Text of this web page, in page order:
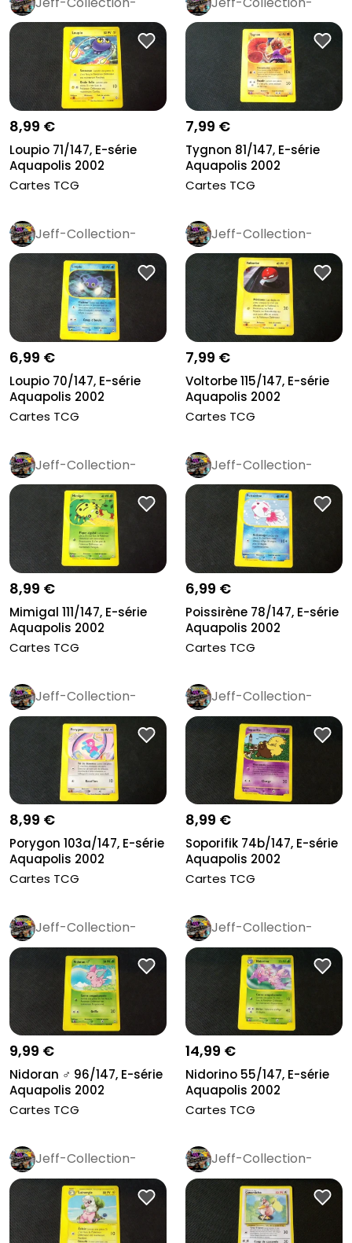
Rétro Pro
8,99 €
Loupio 71/147, E-série
Aquapolis 2002
Cartes TCG
Rétro Pro
7,99 €
Tygnon 81/147, E-série
Aquapolis 2002
Cartes TCG
Jeff-Collection-
Rétro Pro
6,99 €
Loupio 70/147, E-série
Aquapolis 2002
Cartes TCG
Jeff-Collection-
Rétro Pro
7,99 €
Voltorbe 115/147, E-série
Aquapolis 2002
Cartes TCG
Jeff-Collection-
Rétro Pro
8,99 €
Mimigal 111/147, E-série
Aquapolis 2002
Cartes TCG
Jeff-Collection-
Rétro Pro
6,99 €
Poissirène 78/147, E-série
Aquapolis 2002
Cartes TCG
Jeff-Collection-
Rétro Pro
8,99 €
Porygon 103a/147, E-série
Aquapolis 2002
Cartes TCG
Jeff-Collection-
Rétro Pro
8,99 €
Soporifik 74b/147, E-série
Aquapolis 2002
Cartes TCG
Jeff-Collection-
Rétro Pro
9,99 €
Nidoran ♂ 96/147, E-série
Aquapolis 2002
Cartes TCG
Jeff-Collection-
Rétro Pro
14,99 €
Nidorino 55/147, E-série
Aquapolis 2002
Cartes TCG
Jeff-Collection-
Rétro Pro
Jeff-Collection-
Rétro Pro